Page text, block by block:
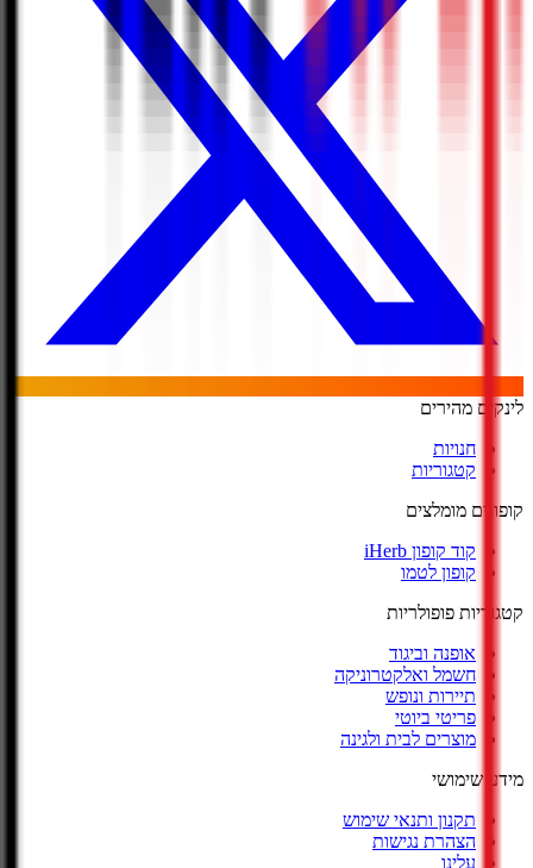
לינקים מהירים
חנויות
קטגוריות
קופונים מומלצים
קוד קופון iHerb
קופון לטמו
קטגוריות פופולריות
אופנה וביגוד
חשמל ואלקטרוניקה
תיירות ונופש
פריטי ביוטי
מוצרים לבית ולגינה
מידע שימושי
תקנון ותנאי שימוש
הצהרת נגישות
עלינו